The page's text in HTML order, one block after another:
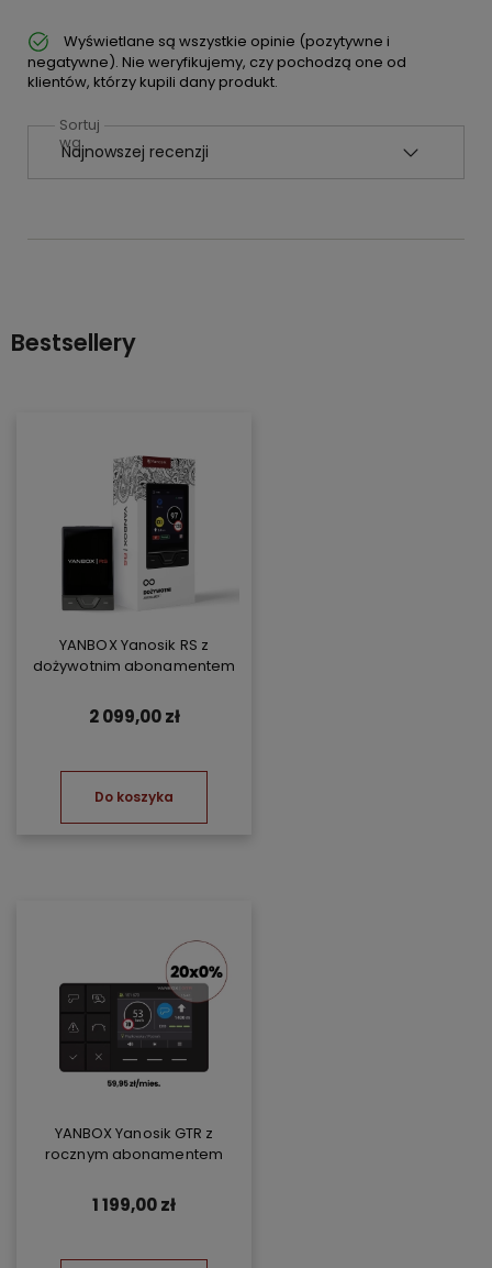
Wyświetlane są wszystkie opinie (pozytywne i
negatywne). Nie weryfikujemy, czy pochodzą one od
klientów, którzy kupili dany produkt.
Sortuj
wg
Bestsellery
YANBOX Yanosik RS z
dożywotnim abonamentem
2 099,00 zł
Do koszyka
YANBOX Yanosik GTR z
rocznym abonamentem
1 199,00 zł